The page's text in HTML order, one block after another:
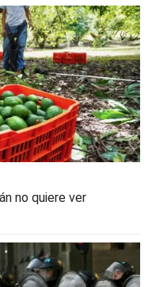
no quiere ver